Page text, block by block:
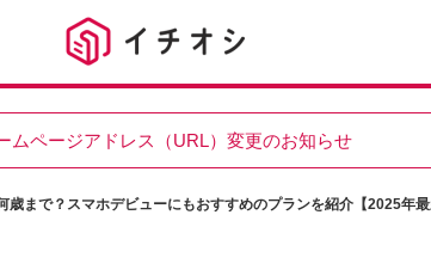
ムページアドレス（URL）変更のお知らせ
歳まで？スマホデビューにもおすすめのプランを紹介【2025年